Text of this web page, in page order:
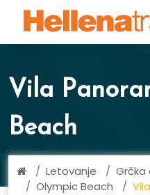
Vila
Beach
Letovanje
Olympic Beach